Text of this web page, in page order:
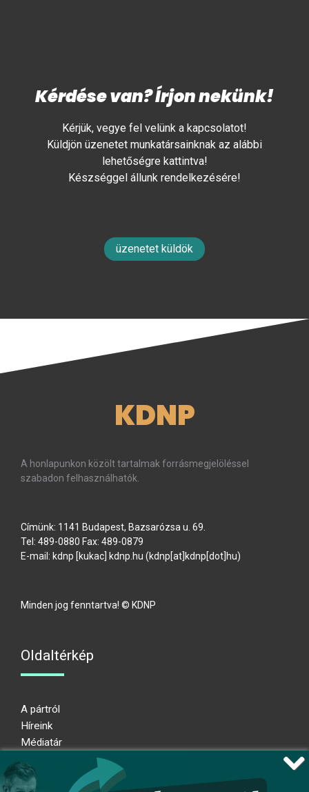
Kérdése van? Írjon nekünk!
Kérjük, vegye fel velünk a kapcsolatot!
Küldjön üzenetet munkatársainknak az alábbi
lehetőségre kattintva!
Készséggel állunk rendelkezésére!
üzenetet küldök
KDNP
A honlapunkon közölt tartalmak forrásmegjelöléssel
szabadon felhasználhatók.
Címünk: 1141 Budapest, Bazsarózsa u. 69.
Tel: 489-0880 Fax: 489-0879
E-mail: kdnp [kukac] kdnp.hu (kdnp[at]kdnp[dot]hu)
Minden jog fenntartva! © KDNP
Oldaltérkép
A pártról
Híreink
Médiatár
Adatkezelési nyilatkozat